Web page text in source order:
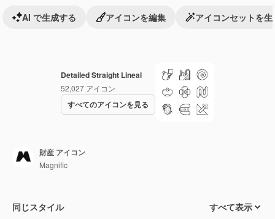
Detailed Straight Lineal
52,027 アイコン
すべてのアイコンを見る
AI で生成する アイコンを編集 アイコンセットを生
財産 アイコン
Magnific
同じスタイル すべて表示